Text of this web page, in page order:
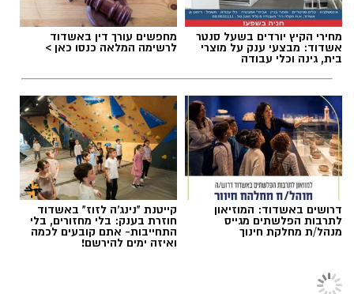
להאזנה לתוכן:
מערכת האתר / 09:04 23.07.26
תגים:טד
מחירי הקיץ יורדים בשעל סנטר
אשדוד: מבצעי ענק על מוצרי
בית, גינה וכלי עבודה
מחפשים עורך דין באשדוד
לרשימה המלאה כנסו כאן >
דרושים באשדוד: המוזיאון
לתרבות הפלשתים מגייס
מנהל/ת מחלקת חינוך
קייטנת "נינג'ה לזוז" באשדוד
חוזרת בענק: בלי מחזורים, בלי
התחייבות- אתם קובעים לכמה
ואיזה ימים להירשם!
הבלוגים